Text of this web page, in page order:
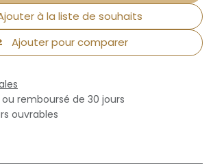
Ajouter pour comparer
à la liste de souhaits
remboursé de 30 jours
ouvrables